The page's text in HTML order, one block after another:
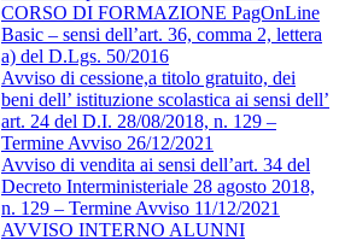
CORSO DI FORMAZIONE PagOnLine
Basic – sensi dell’art. 36, comma 2, lettera
a) del D.Lgs. 50/2016
Avviso di cessione,a titolo gratuito, dei
beni dell’ istituzione scolastica ai sensi dell’
art. 24 del D.I. 28/08/2018, n. 129 –
Termine Avviso 26/12/2021
Avviso di vendita ai sensi dell’art. 34 del
Decreto Interministeriale 28 agosto 2018,
n. 129 – Termine Avviso 11/12/2021
AVVISO INTERNO ALUNNI